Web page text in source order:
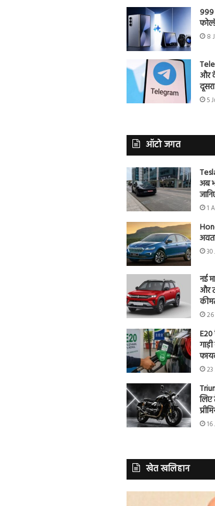
999
8
और
5
ऑटो जगत
अब
1
नई
और
लिए
खेत खलिहान